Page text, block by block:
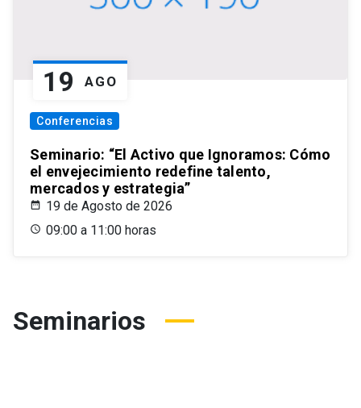
19 AGO
Conferencias
Seminario: “El Activo que Ignoramos: Cómo
el envejecimiento redefine talento,
mercados y estrategia”
19 de Agosto de 2026
09:00 a 11:00 horas
Seminarios